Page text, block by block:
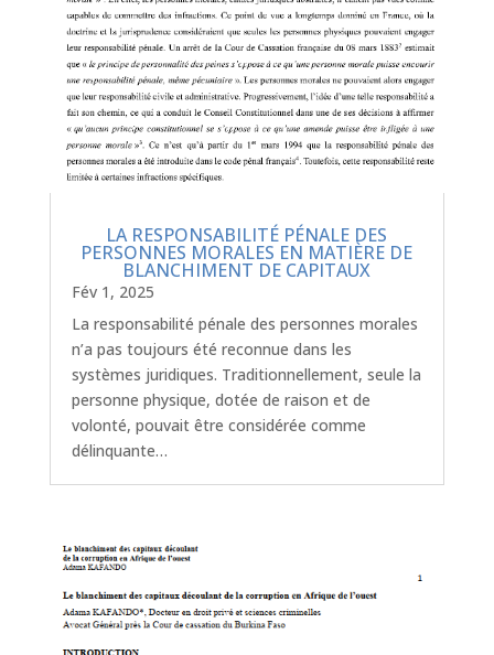
LA RESPONSABILITÉ PÉNALE DES
PERSONNES MORALES EN MATIÈRE DE
BLANCHIMENT DE CAPITAUX
Fév 1, 2025
La responsabilité pénale des personnes morales
n’a pas toujours été reconnue dans les
systèmes juridiques. Traditionnellement, seule la
personne physique, dotée de raison et de
volonté, pouvait être considérée comme
délinquante…